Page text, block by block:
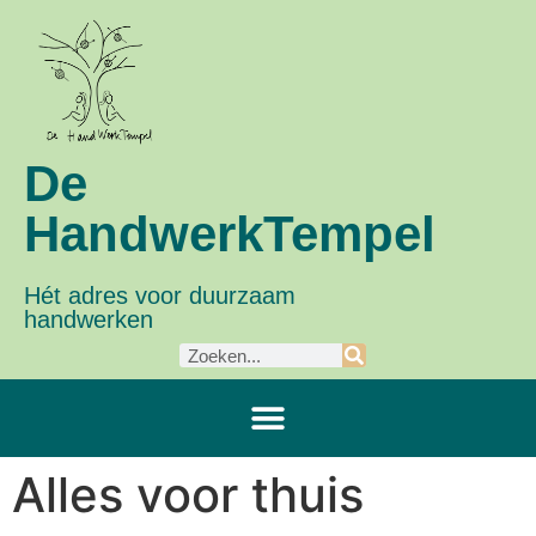
De
HandwerkTempel
Hét adres voor duurzaam
handwerken
Alles voor thuis